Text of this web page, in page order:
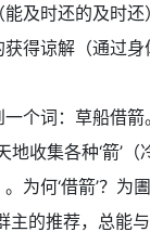
及时还的及时还
得谅解（通过
一个词：草船借
地收集各种‘箭’
为何‘借箭’？为
主的推荐，总能